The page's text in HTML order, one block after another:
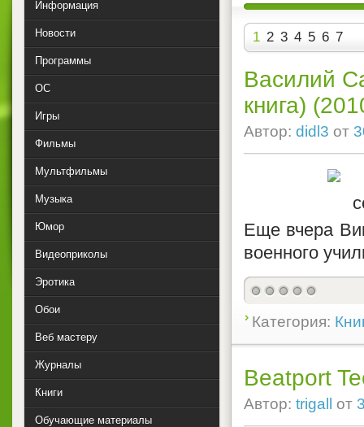
1 2 3 4 5 6 7
Василий
книга)
Автор: didl3 от
Еще вчера
военного
Категория:
Beatport
Автор: trigall от
Информация
Новости
Программы
ОС
Игры
Фильмы
Мультфильмы
Музыка
Юмор
Видеоприколы
Эротика
Обои
Веб мастеру
Журналы
Книги
Обучающие материалы